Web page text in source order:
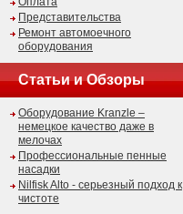
Представительства
Ремонт автомоечного
оборудования
Статьи и Обзоры
Оборудование Kranzle –
немецкое качество даже в
мелочах
Профессиональные пенные
насадки
Nilfisk Alto - серьезный подход к
чистоте